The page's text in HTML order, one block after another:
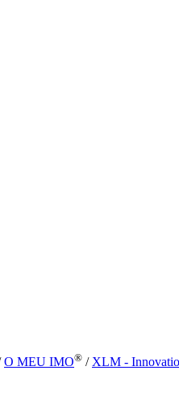
O MEU IMO® / XLM -